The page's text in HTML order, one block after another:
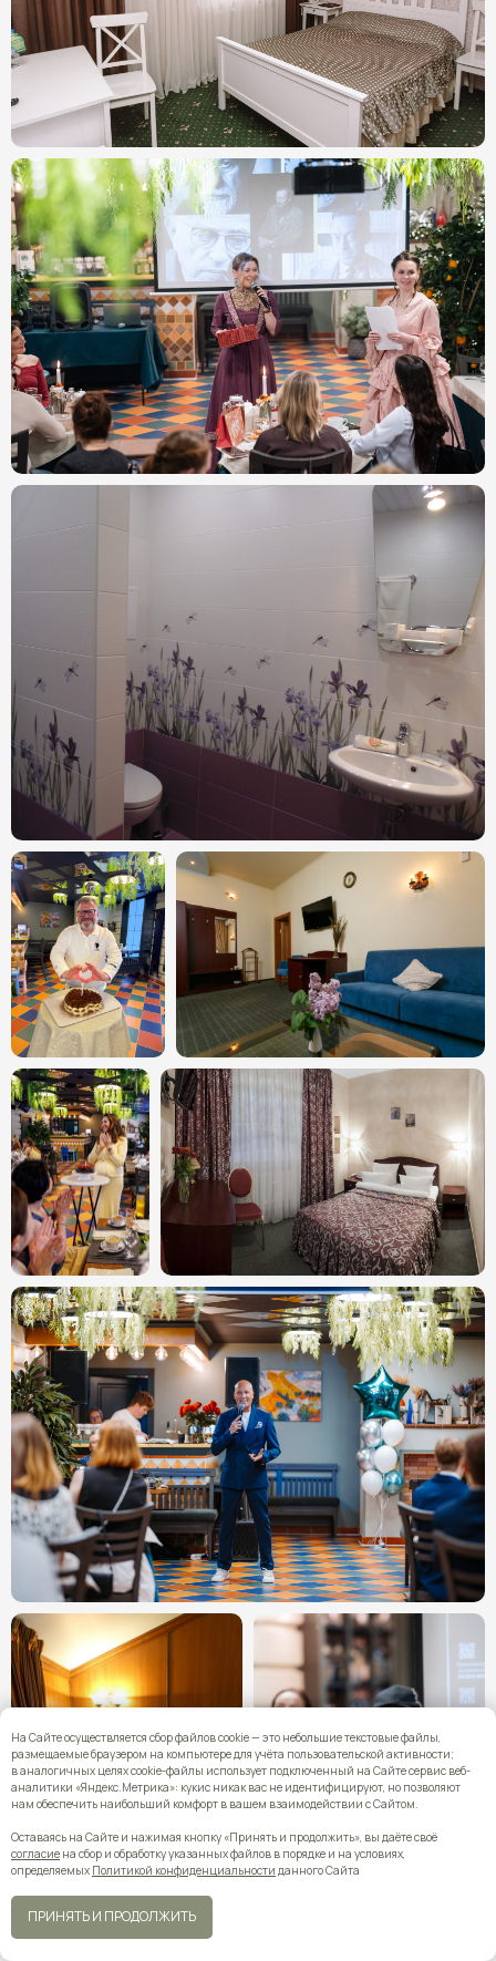
На Сайте осуществляется сбор файлов cookie — это небольшие текстовые файлы,
размещаемые браузером на компьютере для учёта пользовательской активности;
в аналогичных целях cookie-файлы использует подключенный на Сайте сервис веб-
аналитики «Яндекс.Метрика»: кукис никак вас не идентифицируют, но позволяют
нам обеспечить наибольший комфорт в вашем взаимодействии с Сайтом.
Оставаясь на Сайте и нажимая кнопку «Принять и продолжить», вы даёте своё
согласие на сбор и обработку указанных файлов в порядке и на условиях,
определяемых Политикой конфиденциальности данного Сайта
ПРИНЯТЬ И ПРОДОЛЖИТЬ